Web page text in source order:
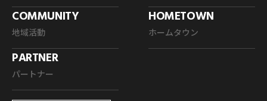
COMMUNITY
地域活動
HOMETOWN
ホームタウン
PARTNER
パートナー